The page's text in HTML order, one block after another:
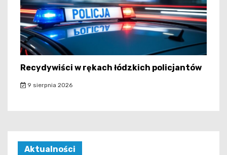
Recydywiści w rękach łódzkich policjantów
9 sierpnia 2026
Aktualności